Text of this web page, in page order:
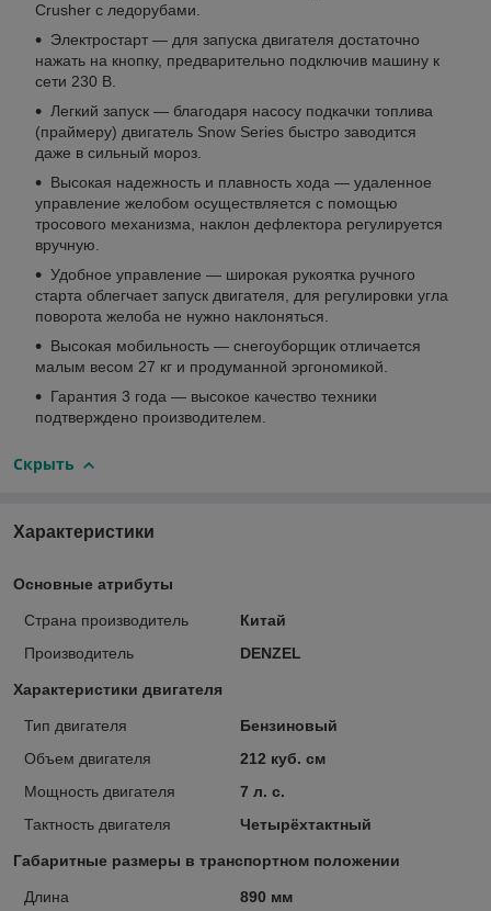
Crusher с ледорубами.
Электростарт — для запуска двигателя достаточно
нажать на кнопку, предварительно подключив машину к
сети 230 В.
Легкий запуск — благодаря насосу подкачки топлива
(праймеру) двигатель Snow Series быстро заводится
даже в сильный мороз.
Высокая надежность и плавность хода — удаленное
управление желобом осуществляется с помощью
тросового механизма, наклон дефлектора регулируется
вручную.
Удобное управление — широкая рукоятка ручного
старта облегчает запуск двигателя, для регулировки угла
поворота желоба не нужно наклоняться.
Высокая мобильность — снегоуборщик отличается
малым весом 27 кг и продуманной эргономикой.
Гарантия 3 года — высокое качество техники
подтверждено производителем.
Скрыть
Характеристики
Основные атрибуты
Страна производитель
Китай
Производитель
DENZEL
Характеристики двигателя
Тип двигателя
Бензиновый
Объем двигателя
212 куб. см
Мощность двигателя
7 л. с.
Тактность двигателя
Четырёхтактный
Габаритные размеры в транспортном положении
Длина
890 мм